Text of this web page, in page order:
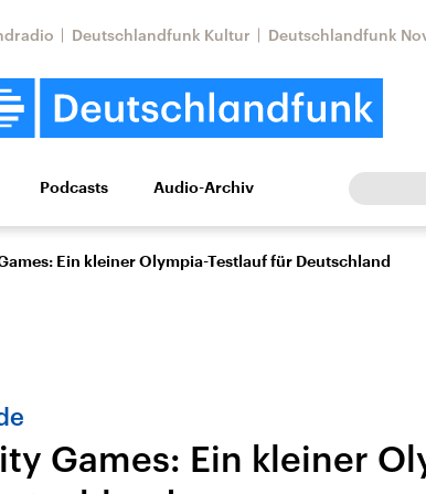
Deutschlandfunk Kultur Deutschlandfunk
Wissen Kultur Europa
Nahostkonflikt
Iran
Podcasts Audio-Archiv
Ein kleiner Olympia-Testlauf für Deutschland
Games: Ein kleiner